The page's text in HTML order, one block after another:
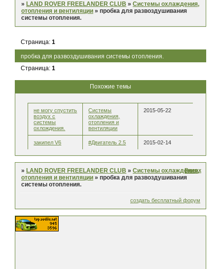
» LAND ROVER FREELANDER CLUB »Системы охлаждения,
отопления и вентиляции »пробка для развоздушивания
системы отопления.
пробка для развоздушивания системы отопления.
Страница:1
Страница:1
Похожие темы
не могу спустить
воздух с
системы
охлождения.
Системы
охлаждения,
отопления и
вентиляции
2015-05-22
закипел V6 #Двигатель 2.5 2015-02-14
» LAND ROVER FREELANDER CLUB »Системы охлаждения,
отопления и вентиляции »пробка для развоздушивания
системы отопления.
Вверх
создать бесплатный форум